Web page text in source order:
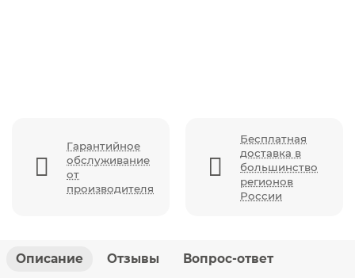
Гарантийное
обслуживание
от
производителя
Бесплатная
доставка в
большинство
регионов
России
Описание Отзывы Вопрос-ответ